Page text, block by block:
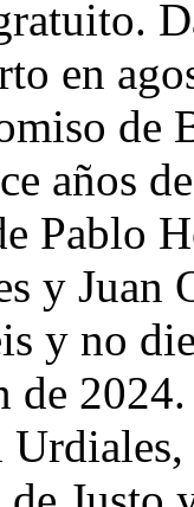
en
de
años
Pablo
y Juan
y no
de 2024.